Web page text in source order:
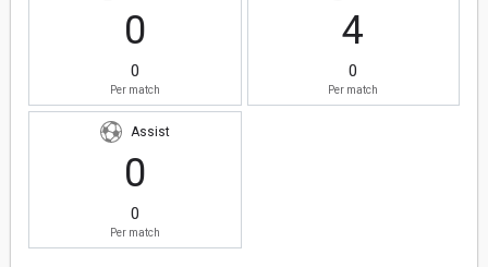
0
0
Per match
4
0
Per match
Assist
0
0
Per match